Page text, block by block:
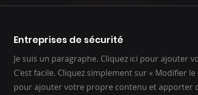
Entreprises de sécurité
Je suis un paragraphe. Cliquez ici pour ajouter
C'est facile. Cliquez simplement sur « Modifier
pour ajouter votre propre contenu et apporter